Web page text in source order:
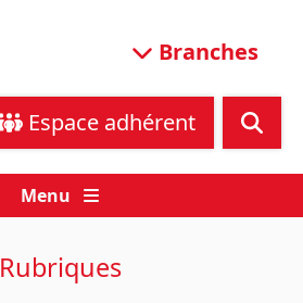
Branches
Espace adhérent
Menu
Rubriques